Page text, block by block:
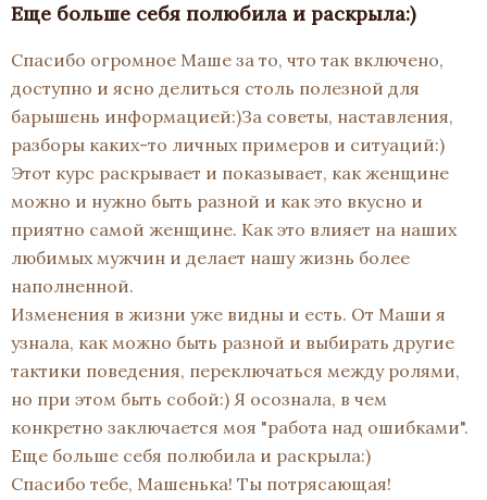
Еще больше себя полюбила и раскрыла:)
Спасибо огромное Маше за то, что так включено,
доступно и ясно делиться столь полезной для
барышень информацией:)За советы, наставления,
разборы каких-то личных примеров и ситуаций:)
Этот курс раскрывает и показывает, как женщине
можно и нужно быть разной и как это вкусно и
приятно самой женщине. Как это влияет на наших
любимых мужчин и делает нашу жизнь более
наполненной.
Изменения в жизни уже видны и есть. От Маши я
узнала, как можно быть разной и выбирать другие
тактики поведения, переключаться между ролями,
но при этом быть собой:) Я осознала, в чем
конкретно заключается моя "работа над ошибками".
Еще больше себя полюбила и раскрыла:)
Спасибо тебе, Машенька! Ты потрясающая!